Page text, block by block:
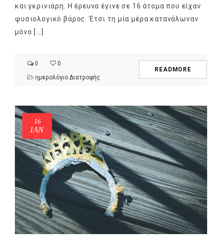
και γκρινιάρη. Η έρευνα έγινε σε 16 άτομα που είχαν
φυσιολογικό βάρος. Έτσι τη μία μέρα κατανάλωναν
μόνο […]
0
0
ημερολόγιο Διατροφής
READMORE
16
ΙΑΝ